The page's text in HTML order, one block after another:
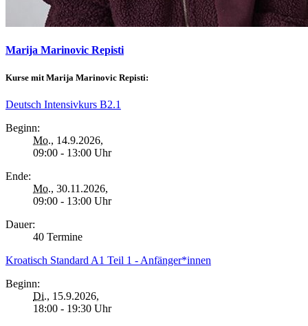
Marija Marinovic Repisti
Kurse mit Marija Marinovic Repisti:
Deutsch Intensivkurs B2.1
Beginn:
Mo., 14.9.2026,
09:00 - 13:00 Uhr
Ende:
Mo., 30.11.2026,
09:00 - 13:00 Uhr
Dauer:
40 Termine
Kroatisch Standard A1 Teil 1 - Anfänger*innen
Beginn:
Di., 15.9.2026,
18:00 - 19:30 Uhr